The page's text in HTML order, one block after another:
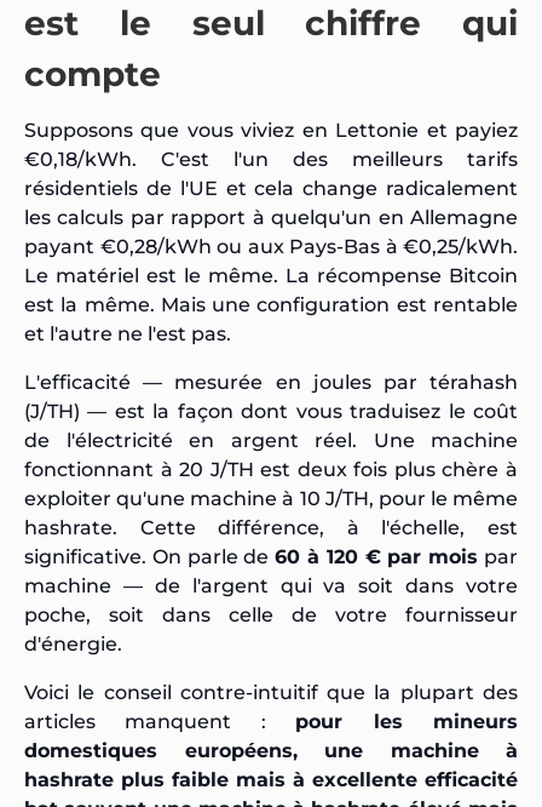
est le seul chiffre qui
compte
Supposons que vous viviez en Lettonie et payiez
€0,18/kWh. C'est l'un des meilleurs tarifs
résidentiels de l'UE et cela change radicalement
les calculs par rapport à quelqu'un en Allemagne
payant €0,28/kWh ou aux Pays-Bas à €0,25/kWh.
Le matériel est le même. La récompense Bitcoin
est la même. Mais une configuration est rentable
et l'autre ne l'est pas.
L'efficacité — mesurée en joules par térahash
(J/TH) — est la façon dont vous traduisez le coût
de l'électricité en argent réel. Une machine
fonctionnant à 20 J/TH est deux fois plus chère à
exploiter qu'une machine à 10 J/TH, pour le même
hashrate. Cette différence, à l'échelle, est
significative. On parle de60 à 120 € par mois par
machine — de l'argent qui va soit dans votre
poche, soit dans celle de votre fournisseur
d'énergie.
Voici le conseil contre-intuitif que la plupart des
articles manquent : pour les mineurs
domestiques européens, une machine à
hashrate plus faible mais à excellente efficacité